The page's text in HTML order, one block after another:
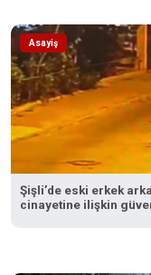
Asayiş
Şişli’de eski erkek
cinayetine ilişkin